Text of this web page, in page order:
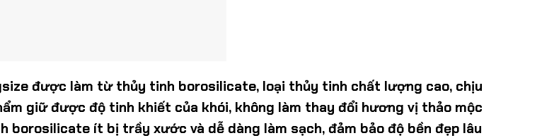
được làm từ thủy tinh borosilicate, loại thủy tinh chất lượng cao, chịu
giữ được độ tinh khiết của khói, không làm thay đổi hương vị thảo mộc
ít bị trầy xước và dễ dàng làm sạch, đảm bảo độ bền đẹp lâu